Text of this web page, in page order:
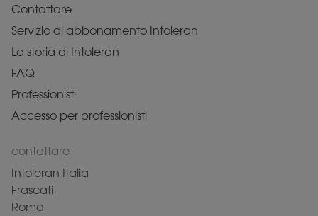
Contattare
Servizio di abbonamento Intoleran
La storia di Intoleran
FAQ
Professionisti
Accesso per professionisti
contattare
Intoleran Italia
Frascati
Roma